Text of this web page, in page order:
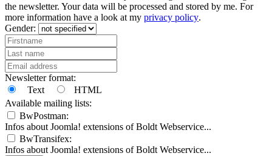
the newsletter. Your data will be processed and stored by me. For
more information have a look at my privacy policy.
Gender:
Newsletter format:
Text
HTML
Available mailing lists:
BwPostman:
Infos about Joomla! extensions of Boldt Webservice...
BwTransifex:
Infos about Joomla! extensions of Boldt Webservice...